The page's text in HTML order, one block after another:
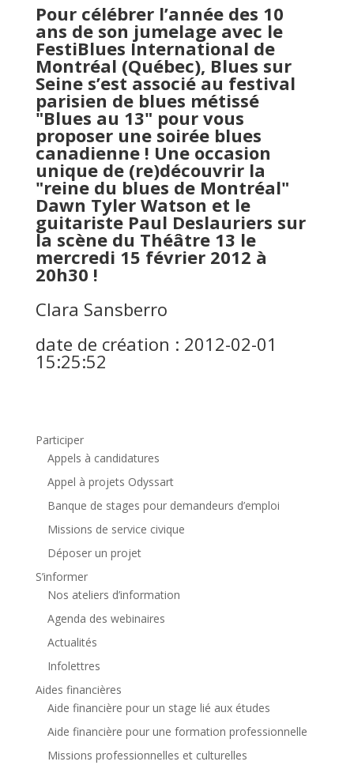
Pour célébrer l’année des 10
ans de son jumelage avec le
FestiBlues International de
Montréal (Québec), Blues sur
Seine s’est associé au festival
parisien de blues métissé
"Blues au 13" pour vous
proposer une soirée blues
canadienne ! Une occasion
unique de (re)découvrir la
"reine du blues de Montréal"
Dawn Tyler Watson et le
guitariste Paul Deslauriers sur
la scène du Théâtre 13 le
mercredi 15 février 2012 à
20h30 !
Clara Sansberro
date de création : 2012-02-01
15:25:52
Participer
Appels à candidatures
Appel à projets Odyssart
Banque de stages pour demandeurs d’emploi
Missions de service civique
Déposer un projet
S’informer
Nos ateliers d’information
Agenda des webinaires
Actualités
Infolettres
Aides financières
Aide financière pour un stage lié aux études
Aide financière pour une formation professionnelle
Missions professionnelles et culturelles